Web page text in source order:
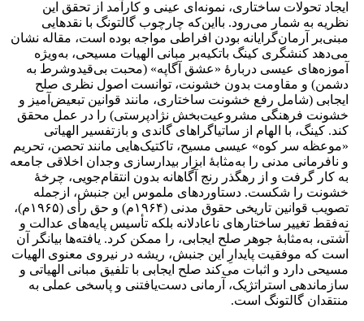
ایجاد تحولات ساختاری، نمونه‌ای عینی و کارآمد از تحقق این
نظریه به ‌شمار می‌رود. بااین‌که چارچوب گالتونگ با نقدهایی
مبنی‌بر آرمان‌گرایانه بودن افراطی مواجه بوده است، مقاله نشان
می‌دهد کنشگری کینگ با‌تکیه‌بر مبانی الهیات مسیحی، به‌ویژه
آموزه‌های عیسی دربارۀ «عشق آگاپه» (محبت بی‌قیدوشرط به
دشمن) و مقاومت بدون خشونت، توانست اصول نظری صلح
ایجابی (شامل رفع خشونت ساختاری، مانند قوانین تبعیض‌آمیز و
خشونت فرهنگی مشروعیت‌بخش نژادپرستی) را در عمل محقق
کند. کینگ، با الهام از ساتیاگراهای گاندی و بازتفسیر الهیاتی
«موعظه سر کوه» عیسی مسیح، تاکتیک‌هایی مانند تحصن، تحریم
و نافرمانی مدنی را به‌‌مثابۀ ابزار بیدارسازی وجدان اخلاقی جامعه
به ‌کار گرفت و از رهگذر رنج آگاهانه بدون انتقام‌جویی، چرخۀ
خشونت را شکست. دستاوردهای ملموس این جنبش، ازجمله
تصویب قوانین تاریخی حقوق مدنی (۱۹۶۴م) و حق رأی (۱۹۶۵م)،
نه‌فقط تغییر ساختارهای ناعادلانه بلکه تأسیس پایه‌های عدالت و
آشتی، به‌مثابۀ جوهر صلح ایجابی، را ممکن کرد. یافته‌ها بیانگر آن
است که موفقیت پایدارِ این جنبش، ریشه در نیروی معنوی الهیات
مسیحی دارد و اثبات می‌کند صلح ایجابی با تلفیق مبانی الهیاتی و
سازماندهی استراتژیک، آرمانی دست‌یافتنی و پاسخی عملی به
منتقدان گالتونگ است.